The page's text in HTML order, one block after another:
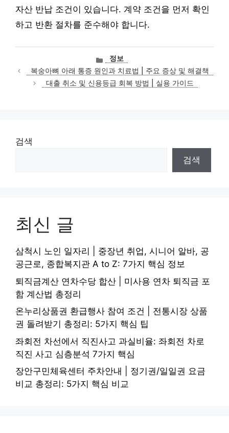
자산 반납 조건이 있습니다. 계약 조건을 먼저 확인
하고 반환 절차를 준수해야 합니다.
카
테
고
리
정보
복숭아뼈 아래 통증 원인과 치료법 | 주요 증상 및 해결책
대출 취소 및 신용등급 회복 방법 | 실용 가이드
검색
검색
최신 글
삼척시 노인 일자리 | 중장년 취업, 시니어 알바, 공
공근로, 종합복지관 A to Z: 7가지 핵심 정보
퇴직금계산 연차수당 합산 | 미사용 연차 퇴직금 포
함 계산법 총정리
온누리상품권 환급행사 참여 조건 | 전통시장 상품
권 돌려받기 총정리: 5가지 핵심 팁
좌회전 차선에서 직진사고 과실비율: 좌회전 차로
직진 사고 심층분석 7가지 핵심
장안구민체육센터 주차안내 | 정기권/일일권 요금
비교 총정리: 5가지 핵심 비교